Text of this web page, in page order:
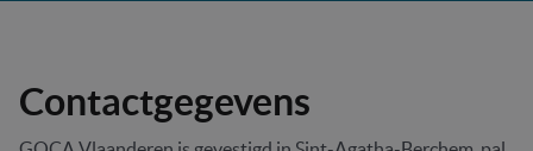
Contactgegevens